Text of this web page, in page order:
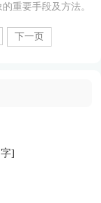
重要手段及方法。
...
下一页
]